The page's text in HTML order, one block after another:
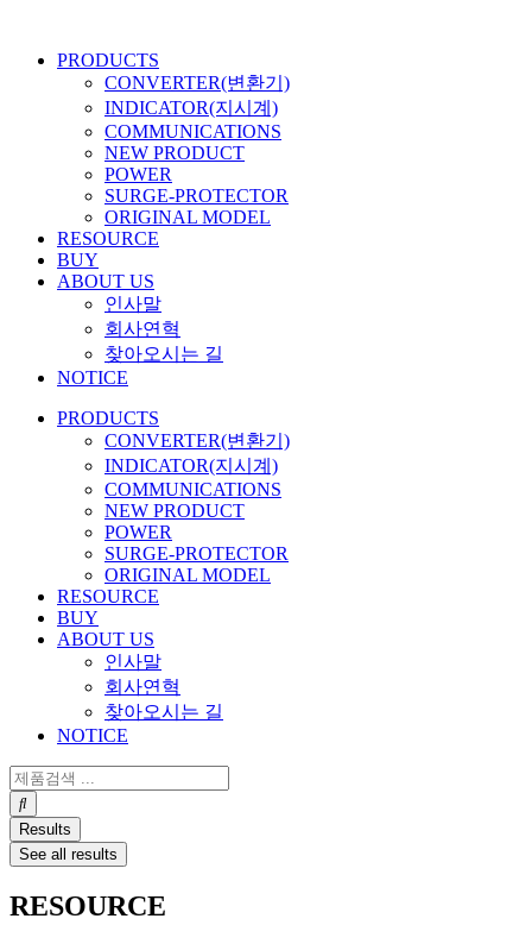
PRODUCTS
CONVERTER(변환기)
INDICATOR(지시계)
COMMUNICATIONS
NEW PRODUCT
POWER
SURGE-PROTECTOR
ORIGINAL MODEL
RESOURCE
BUY
ABOUT US
인사말
회사연혁
찾아오시는 길
NOTICE
PRODUCTS
CONVERTER(변환기)
INDICATOR(지시계)
COMMUNICATIONS
NEW PRODUCT
POWER
SURGE-PROTECTOR
ORIGINAL MODEL
RESOURCE
BUY
ABOUT US
인사말
회사연혁
찾아오시는 길
NOTICE
Search
...
Results
See all results
RESOURCE